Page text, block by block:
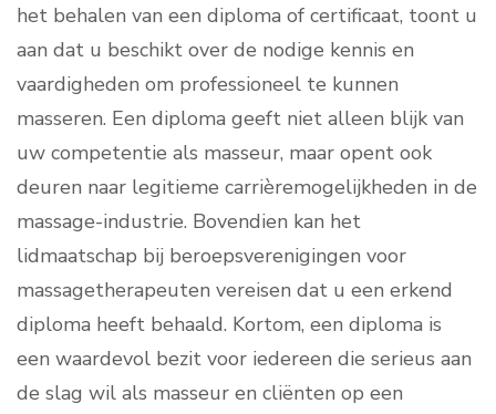
het behalen van een diploma of certificaat, toont u
aan dat u beschikt over de nodige kennis en
vaardigheden om professioneel te kunnen
masseren. Een diploma geeft niet alleen blijk van
uw competentie als masseur, maar opent ook
deuren naar legitieme carrièremogelijkheden in de
massage-industrie. Bovendien kan het
lidmaatschap bij beroepsverenigingen voor
massagetherapeuten vereisen dat u een erkend
diploma heeft behaald. Kortom, een diploma is
een waardevol bezit voor iedereen die serieus aan
de slag wil als masseur en cliënten op een